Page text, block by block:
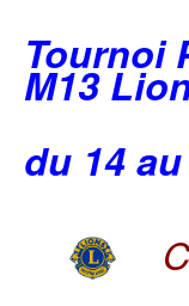
Tournoi
M13
du 14